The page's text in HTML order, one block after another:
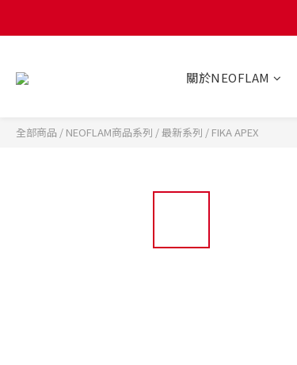
關於NEOFLAM
全部商品 / NEOFLAM商品系列 /最新系列 / FIKA APEX